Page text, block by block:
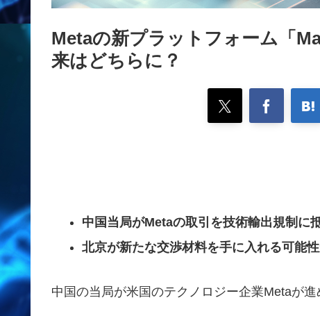
Metaの新プラットフォーム「
来はどちらに？
中国当局がMetaの取引を技術輸出規制に
北京が新たな交渉材料を手に入れる可能
中国の当局が米国のテクノロジー企業Metaが